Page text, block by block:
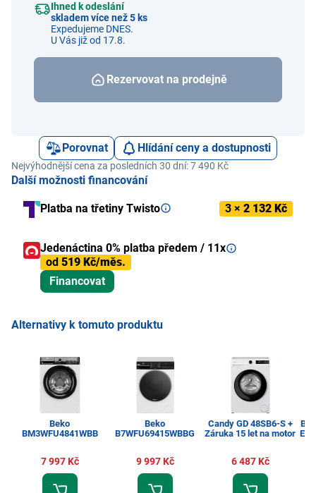
Ihned k odeslání
skladem více než 5 ks
Expedujeme DNES.
U Vás již od 17.8.
Rezervovat na prodejně
Porovnat Hlídání ceny a dostupnosti
Nejvýhodnější cena za posledních 30 dní: 7 490 Kč
Další možnosti financování
Platba na třetiny Twisto 3 × 2 132 Kč
Jedenáctina 0% platba předem / 11x
od 519 Kč/měs.
Financovat
Alternativy k tomuto produktu
Beko
BM3WFU4841WBB
7 997 Kč
Beko
B7WFU69415WBBG
9 997 Kč
Candy GD 48SB6-S +
Záruka 15 let na motor
6 487 Kč
ES